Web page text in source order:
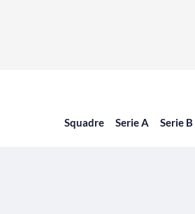
Squadre Serie A Serie B